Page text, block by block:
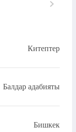
Китептер
Балдар адабияты
Бишкек